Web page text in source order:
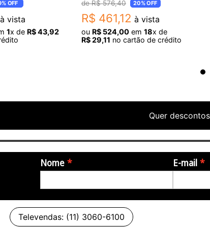
OFF
à vista
1x de R$43,92
Bz7020C Com Case
R$ 576,40 20%OFF
R$ 461,12 à vista
ou R$ 524,00 em 18x de
R$29,11 no cartão de crédito
Quer
Nome E-mail
Televendas: (11) 3060-6100